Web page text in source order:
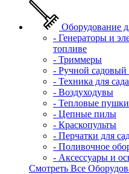
Оборудование
- Генераторы и
топливе
- Триммеры
- Ручной садовый
- Техника для
- Воздуходувы
- Тепловые пушки
- Цепные пилы
- Краскопульты
- Перчатки для
- Поливочное
- Аксессуары и
Смотреть Все